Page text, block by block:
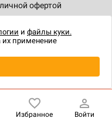
офертой
Избранное Войти
и файлы куки.
их применение